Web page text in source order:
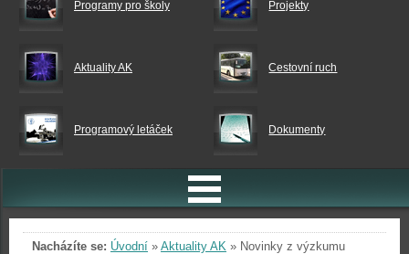
Programy pro školy Projekty
Aktuality AK Cestovní ruch
Programový letáček Dokumenty
Nacházíte se: Úvodní » Aktuality AK » Novinky z výzkumu